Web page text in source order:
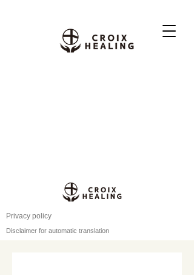
Privacy policy
Disclaimer for automatic translation